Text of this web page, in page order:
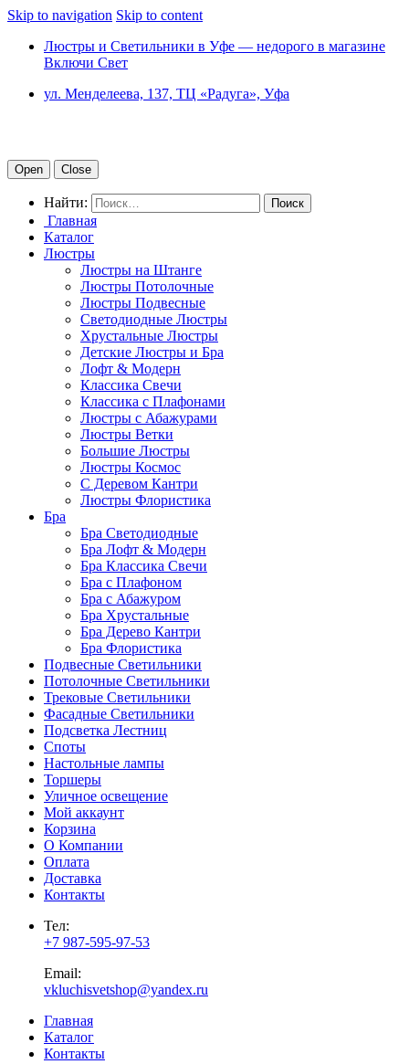
Skip to navigation Skip to content
Люстры и Светильники в Уфе — недорого в магазине
Включи Свет
ул. Менделеева, 137, ТЦ «Радуга», Уфа
Open Close
Найти:
Главная
Каталог
Люстры
Люстры на Штанге
Люстры Потолочные
Люстры Подвесные
Светодиодные Люстры
Хрустальные Люстры
Детские Люстры и Бра
Лофт & Модерн
Классика Свечи
Классика с Плафонами
Люстры с Абажурами
Люстры Ветки
Большие Люстры
Люстры Космос
С Деревом Кантри
Люстры Флористика
Бра
Бра Светодиодные
Бра Лофт & Модерн
Бра Классика Свечи
Бра с Плафоном
Бра с Абажуром
Бра Хрустальные
Бра Дерево Кантри
Бра Флористика
Подвесные Светильники
Потолочные Светильники
Трековые Светильники
Фасадные Светильники
Подсветка Лестниц
Споты
Настольные лампы
Торшеры
Уличное освещение
Мой аккаунт
Корзина
О Компании
Оплата
Доставка
Контакты
Тел:
+7 987-595-97-53
Email:
vkluchisvetshop@yandex.ru
Главная
Каталог
Контакты